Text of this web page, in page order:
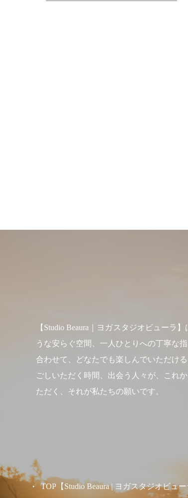
【Studio Beaura｜ヨガスタジオビュー
うな安らぐ空間、一人ひとりへの丁寧な
合わせて、どなたでも楽しんでいただけ
ごしいただく時間、出会う人々が、これ
ただく、それが私たちの願いです。
TOP【Studio Beaura | ヨガスタジオビュ